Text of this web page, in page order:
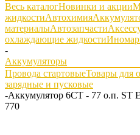
Весь каталогНовинки и акции
жидкостиАвтохимия
материалыАвтозапчасти
охлаждающие жидкости
-
Аккумуляторы
Провода стартовыеТовары для
зарядные и пусковые
-Аккумулятор 6СТ - 77 о.п. ST
770